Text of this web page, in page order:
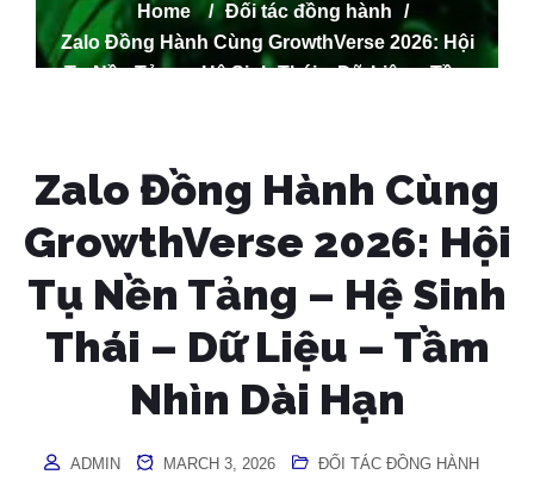
Home / Đối tác đồng hành
/
Zalo Đồng Hành Cùng GrowthVerse 2026: Hội
Tụ Nền Tảng – Hệ Sinh Thái – Dữ Liệu – Tầm
Zalo Đồng Hành Cùng
GrowthVerse 2026: Hội
Tụ Nền Tảng – Hệ Sinh
Thái – Dữ Liệu – Tầm
Nhìn Dài Hạn
ADMIN MARCH 3, 2026 ĐỐI TÁC ĐỒNG HÀNH